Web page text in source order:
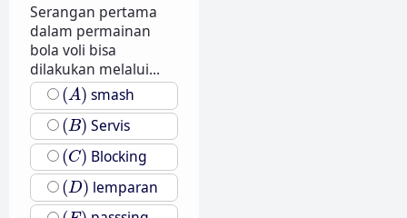
Serangan pertama
dalam permainan
bola voli bisa
dilakukan melalui...
(A)
(A) smash
(B)
(B) Servis
(C)
(C) Blocking
(D)
(D) lemparan
(E)